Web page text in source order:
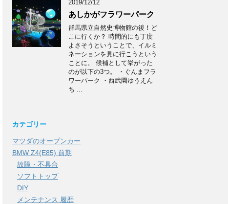
2019/12/12
あしかがフラワーパーク
群馬県立自然史博物館の後！ど
こに行くか？ 時間的にも丁度
よさそうということで、イルミ
ネーションを見に行こうという
ことに。 候補として挙がった
のが以下の3つ。 ・ぐんまフラ
ワーパーク ・西武園ゆうえん
ち ...
カテゴリー
マツダのオープンカー
BMW Z4(E85) 前期
故障・不具合
ソフトトップ
DIY
メンテナンス 履歴